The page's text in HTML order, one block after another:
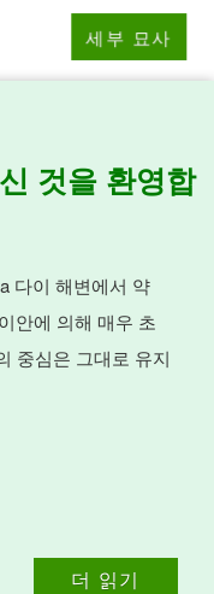
세부 묘사
것을 환영합
다이 해변에서 약
안에 의해 매우 초
중심은 그대로 유지
더 읽기